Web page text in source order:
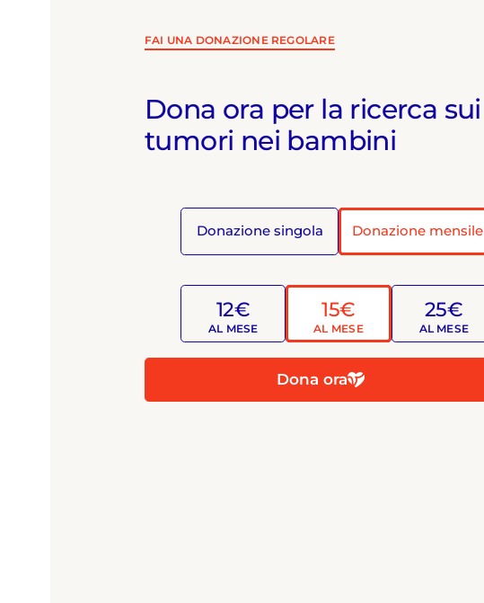
FAI UNA DONAZIONE REGOLARE
Dona ora per la ricerca sui
tumori nei bambini
Donazione singola Donazione mensile
12€
AL MESE
15€
AL MESE
25€
AL MESE
Dona ora